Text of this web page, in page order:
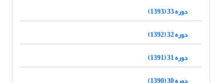
دوره 33 (1393)
دوره 32 (1392)
دوره 31 (1391)